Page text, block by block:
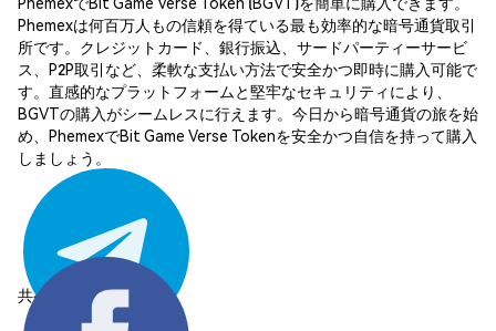
Phemexは何百万人もの信頼を得ている最も効率的な暗号通貨取引
所です。クレジットカード、銀行振込、サードパーティーサービ
ス、P2P取引など、柔軟な支払い方法で安全かつ即時に購入可能で
す。直感的なプラットフォームと堅牢なセキュリティにより、
BGVTの購入がシームレスに行えます。今日から暗号通貨の旅を始
め、PhemexでBit Game Verse Tokenを安全かつ自信を持って購入
しましょう。
共有する: